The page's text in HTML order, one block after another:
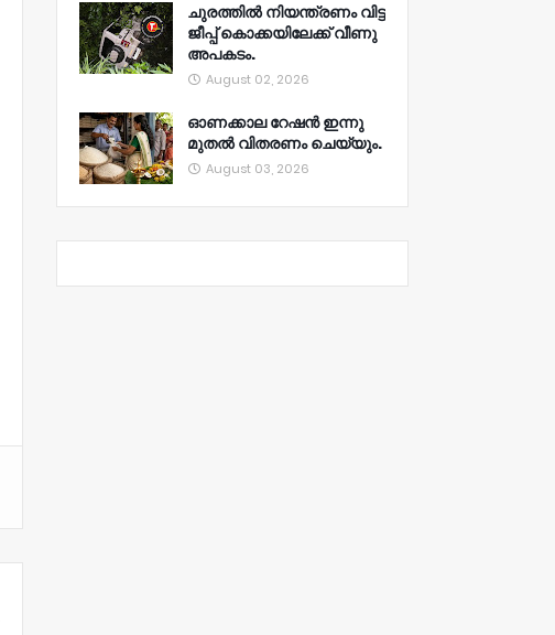
ചുരത്തിൽ നിയന്ത്രണം വിട്ട
ജീപ്പ് കൊക്കയിലേക്ക് വീണു
അപകടം.
August 02, 2026
ഓണക്കാല റേഷൻ ഇന്നു
മുതല്‍ വിതരണം ചെയ്യും.
August 03, 2026